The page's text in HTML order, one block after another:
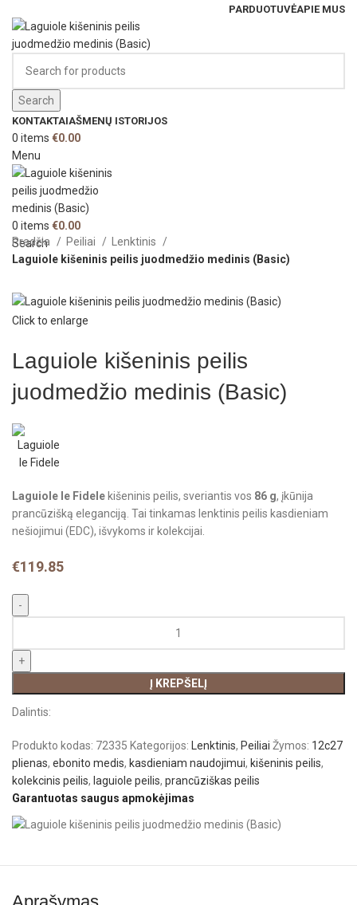
PARDUOTUVĖAPIE MUS
Search
KONTAKTAIAŠMENŲ ISTORIJOS
0 items €0.00
Menu
0 items €0.00
Search
Pradžia Peiliai
Lenktinis
Laguiole kišeninis peilis juodmedžio medinis (Basic)
Click to enlarge
Laguiole kišeninis peilis
juodmedžio medinis (Basic)
Laguiole le Fidelekišeninis peilis, sveriantis vos 86 g, įkūnija
prancūzišką eleganciją. Tai tinkamas lenktinis peilis kasdieniam
nešiojimui (EDC), išvykoms ir kolekcijai.
€119.85
Į KREPŠELĮ
Dalintis:
Produkto kodas: 72335Kategorijos: Lenktinis, Peiliai Žymos: 12c27
plienas, ebonito medis, kasdieniam naudojimui, kišeninis peilis,
kolekcinis peilis, laguiole peilis, prancūziškas peilis
Garantuotas saugus apmokėjimas